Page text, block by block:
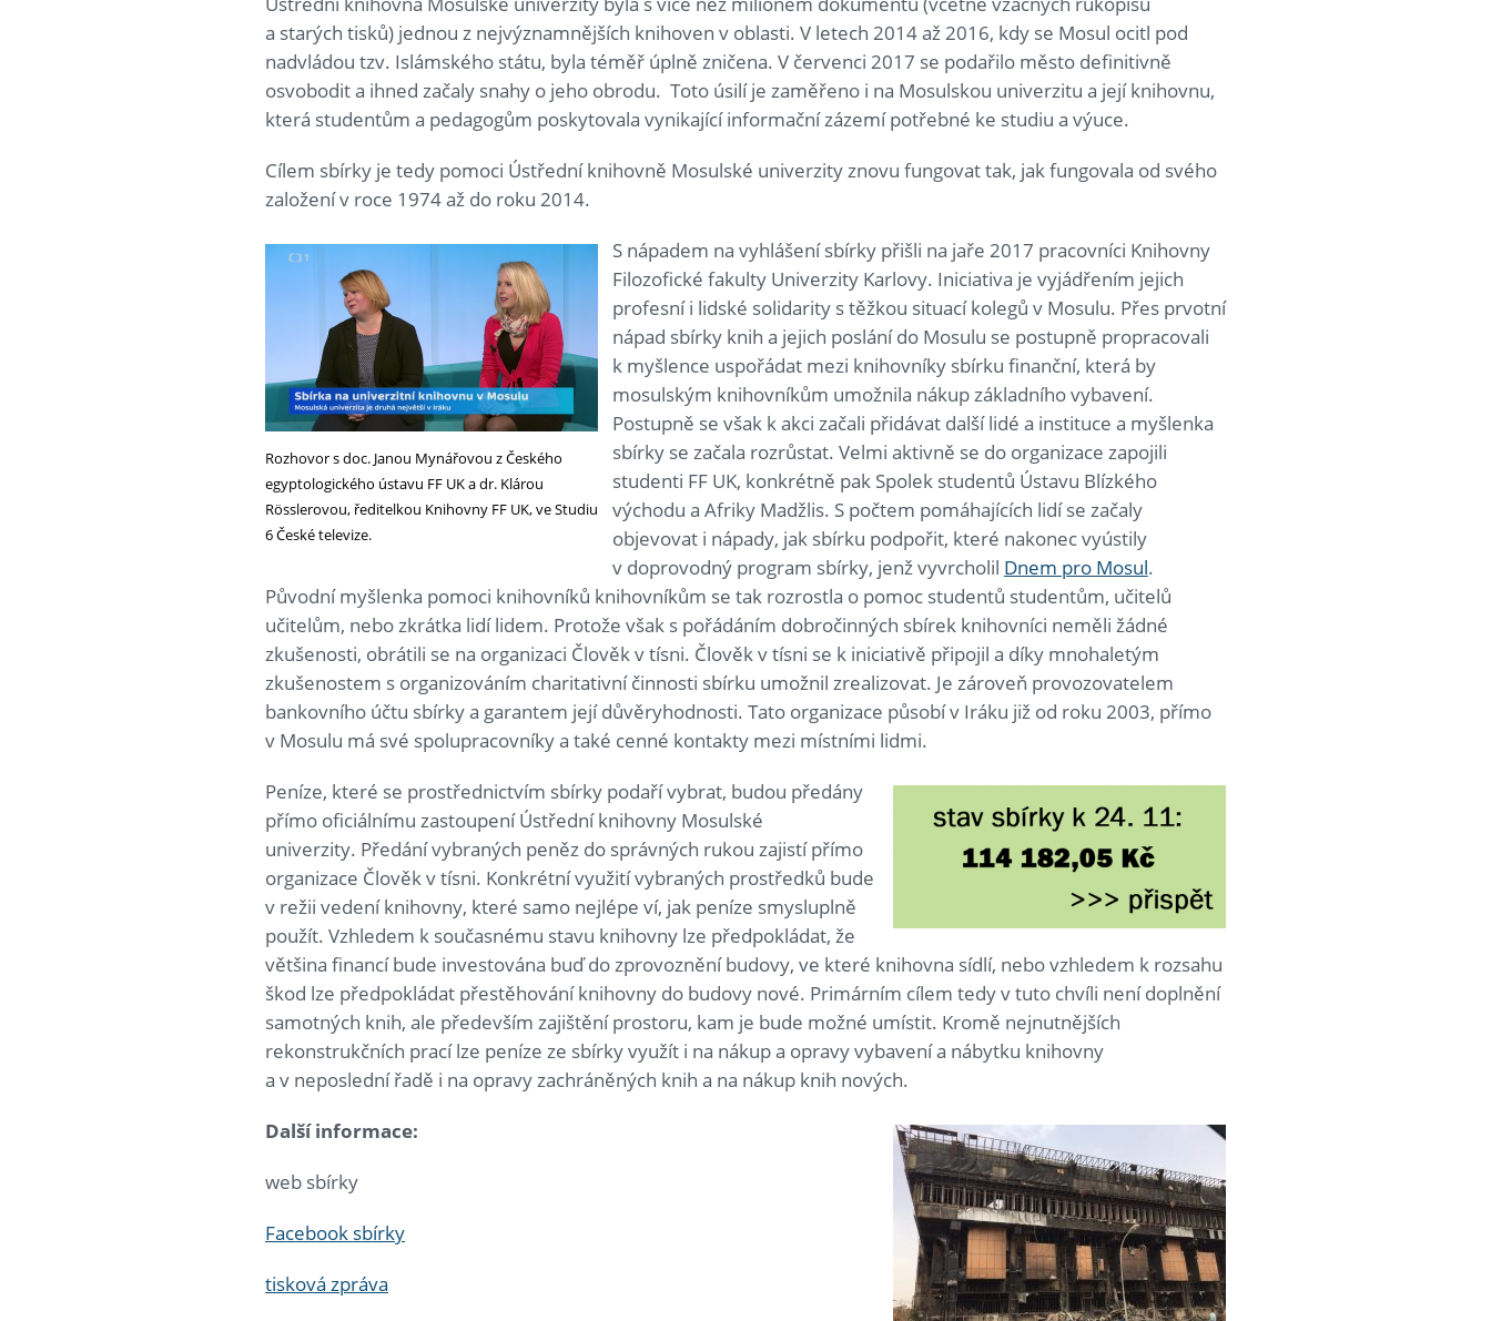
a starých tisků) jednou z nejvýznamnějších knihoven v oblasti. V letech 2014 až 2016, kdy se Mosul ocitl pod
nadvládou tzv. Islámského státu, byla téměř úplně zničena. V červenci 2017 se podařilo město definitivně
osvobodit a ihned začaly snahy o jeho obrodu. Toto úsilí je zaměřeno i na Mosulskou univerzitu a její knihovnu,
která studentům a pedagogům poskytovala vynikající informační zázemí potřebné ke studiu a výuce.
Cílem sbírky je tedy pomoci Ústřední knihovně Mosulské univerzity znovu fungovat tak, jak fungovala od svého
založení v roce 1974 až do roku 2014.
Rozhovor s doc. Janou Mynářovou z Českého
egyptologického ústavu FF UK a dr. Klárou
Rösslerovou, ředitelkou Knihovny FF UK, ve Studiu
6 České televize.
S nápadem na vyhlášení sbírky přišli na jaře 2017 pracovníci Knihovny
Filozofické fakulty Univerzity Karlovy. Iniciativa je vyjádřením jejich
profesní i lidské solidarity s těžkou situací kolegů v Mosulu. Přes prvotní
nápad sbírky knih a jejich poslání do Mosulu se postupně propracovali
k myšlence uspořádat mezi knihovníky sbírku finanční, která by
mosulským knihovníkům umožnila nákup základního vybavení.
Postupně se však k akci začali přidávat další lidé a instituce a myšlenka
sbírky se začala rozrůstat. Velmi aktivně se do organizace zapojili
studenti FF UK, konkrétně pak Spolek studentů Ústavu Blízkého
východu a Afriky Madžlis. S počtem pomáhajících lidí se začaly
objevovat i nápady, jak sbírku podpořit, které nakonec vyústily
v doprovodný program sbírky, jenž vyvrcholil Dnem pro Mosul.
Původní myšlenka pomoci knihovníků knihovníkům se tak rozrostla o pomoc studentů studentům, učitelů
učitelům, nebo zkrátka lidí lidem. Protože však s pořádáním dobročinných sbírek knihovníci neměli žádné
zkušenosti, obrátili se na organizaci Člověk v tísni. Člověk v tísni se k iniciativě připojil a díky mnohaletým
zkušenostem s organizováním charitativní činnosti sbírku umožnil zrealizovat. Je zároveň provozovatelem
bankovního účtu sbírky a garantem její důvěryhodnosti. Tato organizace působí v Iráku již od roku 2003, přímo
v Mosulu má své spolupracovníky a také cenné kontakty mezi místními lidmi.
Peníze, které se prostřednictvím sbírky podaří vybrat, budou předány
přímo oficiálnímu zastoupení Ústřední knihovny Mosulské
univerzity. Předání vybraných peněz do správných rukou zajistí přímo
organizace Člověk v tísni. Konkrétní využití vybraných prostředků bude
v režii vedení knihovny, které samo nejlépe ví, jak peníze smysluplně
použít. Vzhledem k současnému stavu knihovny lze předpokládat, že
většina financí bude investována buď do zprovoznění budovy, ve které knihovna sídlí, nebo vzhledem k rozsahu
škod lze předpokládat přestěhování knihovny do budovy nové. Primárním cílem tedy v tuto chvíli není doplnění
samotných knih, ale především zajištění prostoru, kam je bude možné umístit. Kromě nejnutnějších
rekonstrukčních prací lze peníze ze sbírky využít i na nákup a opravy vybavení a nábytku knihovny
a v neposlední řadě i na opravy zachráněných knih a na nákup knih nových.
Další informace:
web sbírky
Facebook sbírky
tisková zpráva